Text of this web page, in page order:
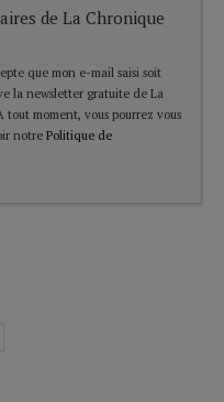
de La Chronique
que mon e-mail saisi soit
la newsletter gratuite de La
moment, vous pourrez vous
notre Politique de